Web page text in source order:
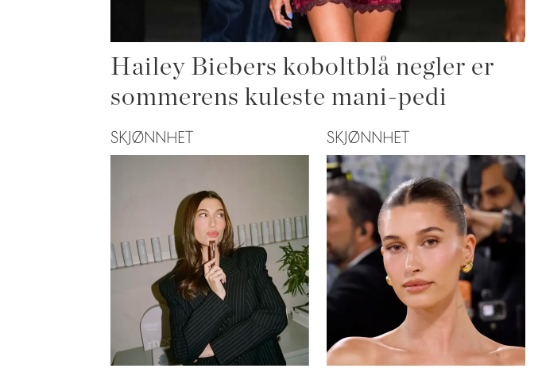
Hailey Biebers koboltblå negler er
sommerens kuleste mani-pedi
SKJØNNHET SKJØNNHET